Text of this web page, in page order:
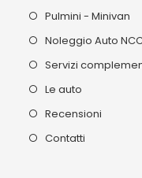
Pulmini - Minivan
Noleggio Auto
Servizi
Le auto
Recensioni
Contatti